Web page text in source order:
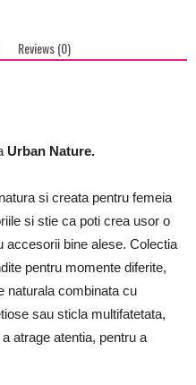
Reviews (0)
Urban Nature.
si creata pentru femeia
si stie ca poti crea usor o
accesorii bine alese. Colectia
pentru momente diferite,
naturala combinata cu
sau sticla multifatetata,
atrage atentia, pentru a